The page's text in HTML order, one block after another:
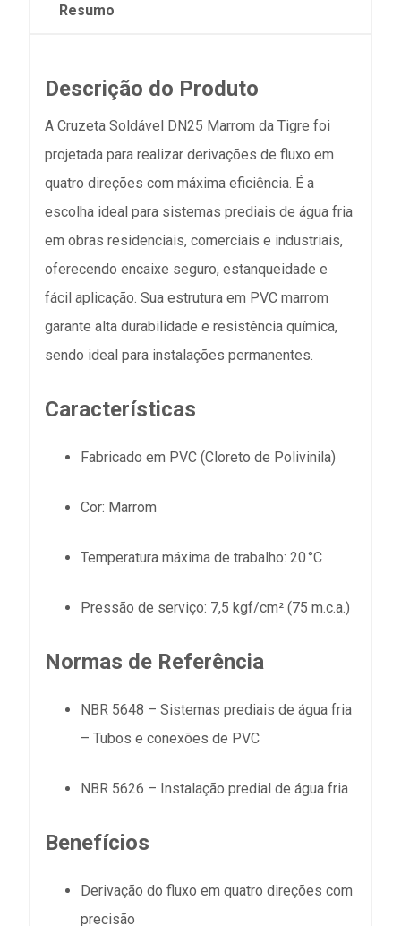
Resumo
Descrição do Produto
A Cruzeta Soldável DN25 Marrom da Tigre foi
projetada para realizar derivações de fluxo em
quatro direções com máxima eficiência. É a
escolha ideal para sistemas prediais de água fria
em obras residenciais, comerciais e industriais,
oferecendo encaixe seguro, estanqueidade e
fácil aplicação. Sua estrutura em PVC marrom
garante alta durabilidade e resistência química,
sendo ideal para instalações permanentes.
Características
Fabricado em PVC (Cloreto de Polivinila)
Cor: Marrom
Temperatura máxima de trabalho: 20 °C
Pressão de serviço: 7,5 kgf/cm² (75 m.c.a.)
Normas de Referência
NBR 5648 – Sistemas prediais de água fria
– Tubos e conexões de PVC
NBR 5626 – Instalação predial de água fria
Benefícios
Derivação do fluxo em quatro direções com
precisão